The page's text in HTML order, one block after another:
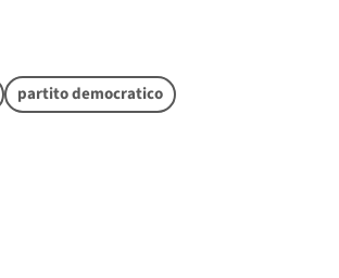
partito democratico